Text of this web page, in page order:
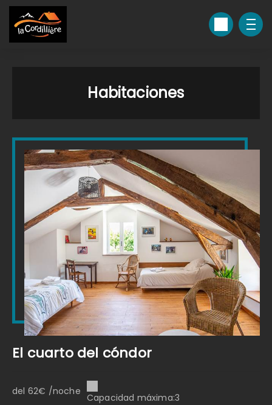
Habitaciones
El cuarto del cóndor
del 62€ /noche
Capacidad máxima:3